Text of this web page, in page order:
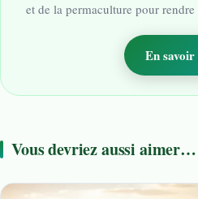
et de la permaculture pour
En savoir
Vous devriez aussi aimer…